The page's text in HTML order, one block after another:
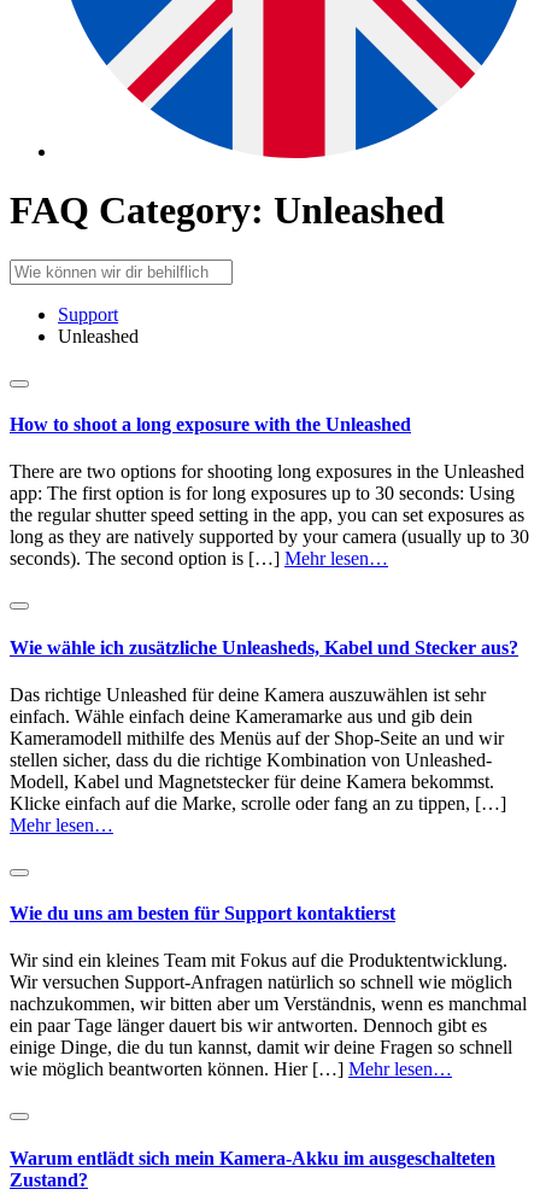
FAQ Category: Unleashed
Support
Unleashed
How to shoot a long exposure with the Unleashed
There are two options for shooting long exposures in the Unleashed
app: The first option is for long exposures up to 30 seconds: Using
the regular shutter speed setting in the app, you can set exposures as
long as they are natively supported by your camera (usually up to 30
seconds). The second option is […] Mehr lesen…
Wie wähle ich zusätzliche Unleasheds, Kabel und Stecker aus?
Das richtige Unleashed für deine Kamera auszuwählen ist sehr
einfach. Wähle einfach deine Kameramarke aus und gib dein
Kameramodell mithilfe des Menüs auf der Shop-Seite an und wir
stellen sicher, dass du die richtige Kombination von Unleashed-
Modell, Kabel und Magnetstecker für deine Kamera bekommst.
Klicke einfach auf die Marke, scrolle oder fang an zu tippen, […]
Mehr lesen…
Wie du uns am besten für Support kontaktierst
Wir sind ein kleines Team mit Fokus auf die Produktentwicklung.
Wir versuchen Support-Anfragen natürlich so schnell wie möglich
nachzukommen, wir bitten aber um Verständnis, wenn es manchmal
ein paar Tage länger dauert bis wir antworten. Dennoch gibt es
einige Dinge, die du tun kannst, damit wir deine Fragen so schnell
wie möglich beantworten können. Hier […] Mehr lesen…
Warum entlädt sich mein Kamera-Akku im ausgeschalteten
Zustand?